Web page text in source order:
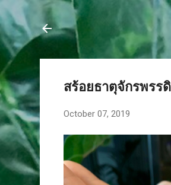
สร้อยธาตุจักรพรร
October 07, 2019